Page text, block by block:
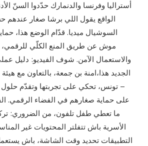
الواقع يقول اللي برشا صغار عندهم
السوشيال ميديا. قدّام الوضع هذا،
موش عن طريق المنع الكلّي للرقمي،
والاستعمال الآمن. شوف الفيديو: دليل
الجديد هذا،امنة بن جمعة، بالتعاون مع
– تونس، تحكي على تجربتها وتقدّم حلول
على حماية صغارهم في الفضاء الرقمي.
ما تعطي طفل تلفون، من الضروري:
الأسرية باش تتفلتر المحتويات غير
التطبيقات تحديد وقت الشاشة، باش